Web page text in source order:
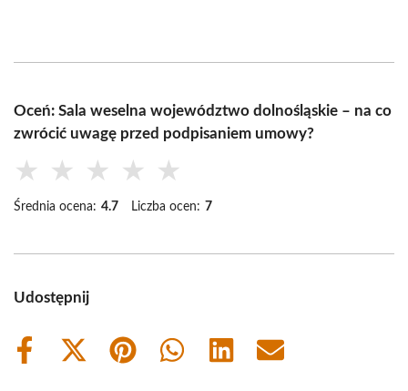
Oceń: Sala weselna województwo dolnośląskie – na co
zwrócić uwagę przed podpisaniem umowy?
★ ★ ★ ★ ★
Średnia ocena: 4.7 Liczba ocen: 7
Udostępnij
Share
Share
Share
Share
Share
Share